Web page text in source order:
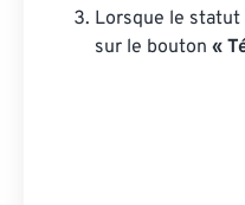
Lorsque le statut
sur le bouton «